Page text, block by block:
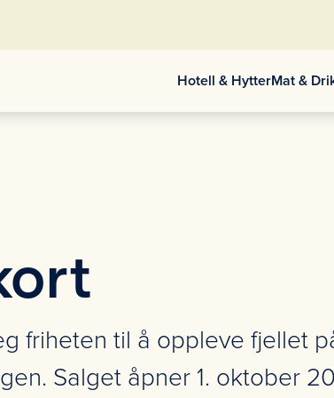
Hotell & HytterMat &
friheten til å oppleve fjellet
Salget åpner 1. oktober